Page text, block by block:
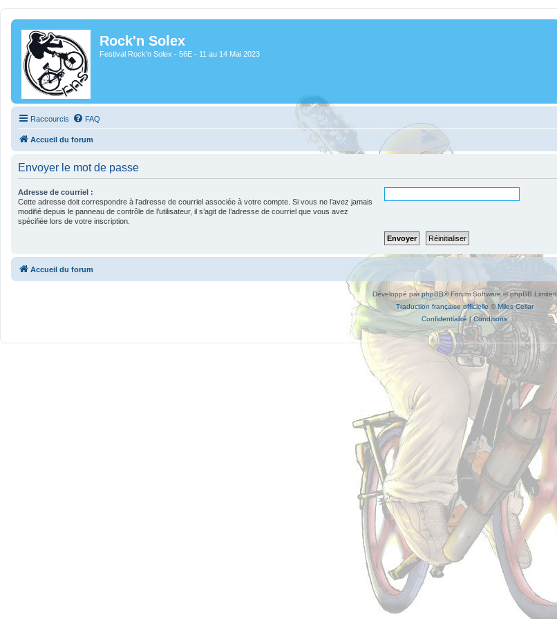
Rock'n Solex
Festival Rock'n Solex - 56E - 11 au 14 Mai 2023
Raccourcis FAQ
Accueil du forum
Envoyer le mot de passe
Adresse de courriel :
Cette adresse doit correspondre à l’adresse de courriel associée à votre compte. Si vous ne l’avez jamais
modifié depuis le panneau de contrôle de l’utilisateur, il s’agit de l’adresse de courriel que vous avez
spécifiée lors de votre inscription.
Accueil du forum
Développé parphpBB® Forum Software © phpBB Limited
Traduction française officielle ©Miles Cellar
Confidentialité |Conditions